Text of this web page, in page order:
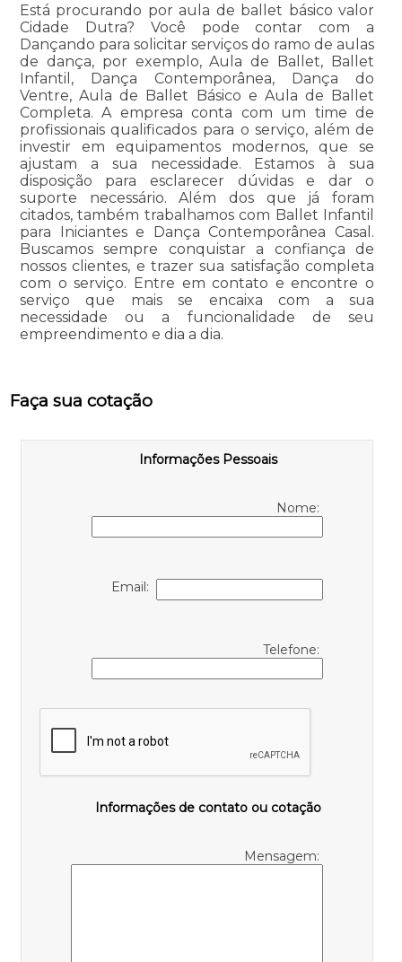
Está procurando por aula de ballet básico valor
Cidade Dutra? Você pode contar com a
Dançando para solicitar serviços do ramo de aulas
de dança, por exemplo, Aula de Ballet, Ballet
Infantil, Dança Contemporânea, Dança do
Ventre, Aula de Ballet Básico e Aula de Ballet
Completa. A empresa conta com um time de
profissionais qualificados para o serviço, além de
investir em equipamentos modernos, que se
ajustam a sua necessidade. Estamos à sua
disposição para esclarecer dúvidas e dar o
suporte necessário. Além dos que já foram
citados, também trabalhamos com Ballet Infantil
para Iniciantes e Dança Contemporânea Casal.
Buscamos sempre conquistar a confiança de
nossos clientes, e trazer sua satisfação completa
com o serviço. Entre em contato e encontre o
serviço que mais se encaixa com a sua
necessidade ou a funcionalidade de seu
empreendimento e dia a dia.
Faça sua cotação
Informações Pessoais
Nome:
Email:
Telefone:
Informações de contato ou cotação
Mensagem: